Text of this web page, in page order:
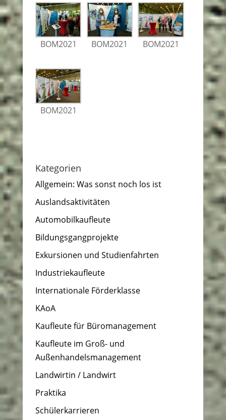
BOM2021 BOM2021 BOM2021
BOM2021
Kategorien
Allgemein: Was sonst noch los ist
Auslandsaktivitäten
Automobilkaufleute
Bildungsgangprojekte
Exkursionen und Studienfahrten
Industriekaufleute
Internationale Förderklasse
KAoA
Kaufleute für Büromanagement
Kaufleute im Groß- und
Außenhandelsmanagement
Landwirtin / Landwirt
Praktika
Schülerkarrieren